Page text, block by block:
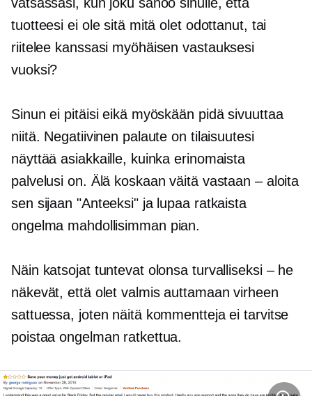
tuotteesi ei ole sitä mitä olet odottanut, tai
riitelee kanssasi myöhäisen vastauksesi
vuoksi?
Sinun ei pitäisi eikä myöskään pidä sivuuttaa
niitä. Negatiivinen palaute on tilaisuutesi
näyttää asiakkaille, kuinka erinomaista
palvelusi on. Älä koskaan väitä vastaan ​​– aloita
sen sijaan "Anteeksi" ja lupaa ratkaista
ongelma mahdollisimman pian.
Näin katsojat tuntevat olonsa turvalliseksi – he
näkevät, että olet valmis auttamaan virheen
sattuessa, joten näitä kommentteja ei tarvitse
poistaa ongelman ratkettua.